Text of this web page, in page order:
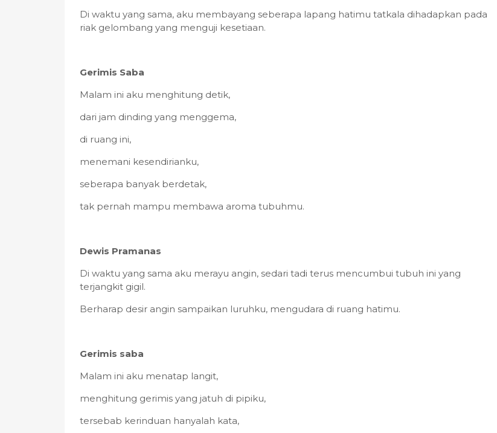
Di waktu yang sama, aku membayang seberapa lapang hatimu tatkala dihadapkan pada
riak gelombang yang menguji kesetiaan.
Gerimis Saba
Malam ini aku menghitung detik,
dari jam dinding yang menggema,
di ruang ini,
menemani kesendirianku,
seberapa banyak berdetak,
tak pernah mampu membawa aroma tubuhmu.
Dewis Pramanas
Di waktu yang sama aku merayu angin, sedari tadi terus mencumbui tubuh ini yang
terjangkit gigil.
Berharap desir angin sampaikan luruhku, mengudara di ruang hatimu.
Gerimis saba
Malam ini aku menatap langit,
menghitung gerimis yang jatuh di pipiku,
tersebab kerinduan hanyalah kata,